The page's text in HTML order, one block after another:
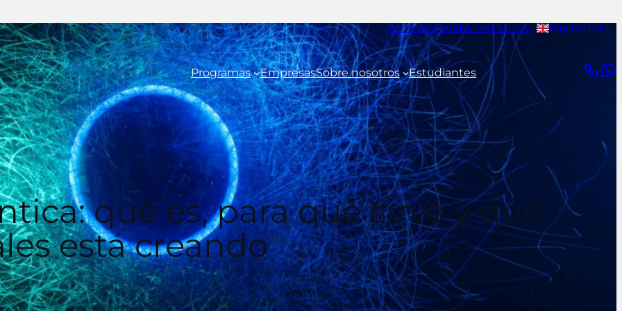
AdmisiónEstudiantesEventos English (UK)
Programas EmpresasSobre nosotros Estudiantes
qué es, para qué sirve y qué
está creando